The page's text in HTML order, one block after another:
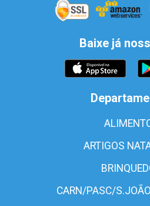
Baixe já
ARTIGOS
CARN/PASC/